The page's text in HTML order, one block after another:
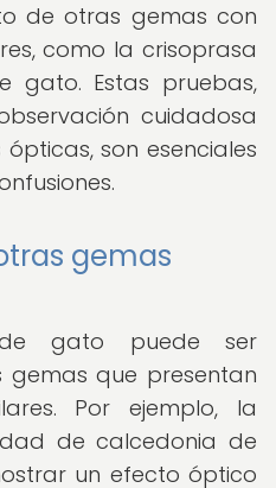
de otras gemas con
como la crisoprasa
gato. Estas pruebas,
cuidadosa
son esenciales
gemas
gato puede ser
que presentan
Por ejemplo, la
de calcedonia de
un efecto óptico